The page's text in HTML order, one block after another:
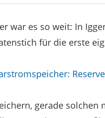
war es so weit: In
für die erste
gerade solchen